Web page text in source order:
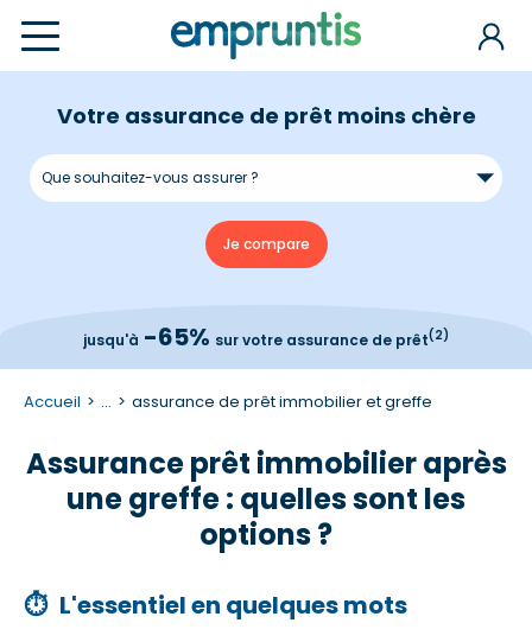
Votre assurance de prêt moins chère
jusqu'à -65% sur votre assurance de prêt(2)
Accueil ... assurance de prêt immobilier et greffe
Assurance prêt immobilier après
une greffe : quelles sont les
options ?
⏱ L'essentiel en quelques mots